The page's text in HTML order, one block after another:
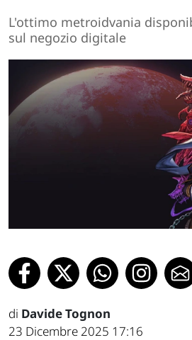
L'ottimo metroidvania
sul negozio digitale
di Davide Tognon
23 Dicembre 2025 17:16